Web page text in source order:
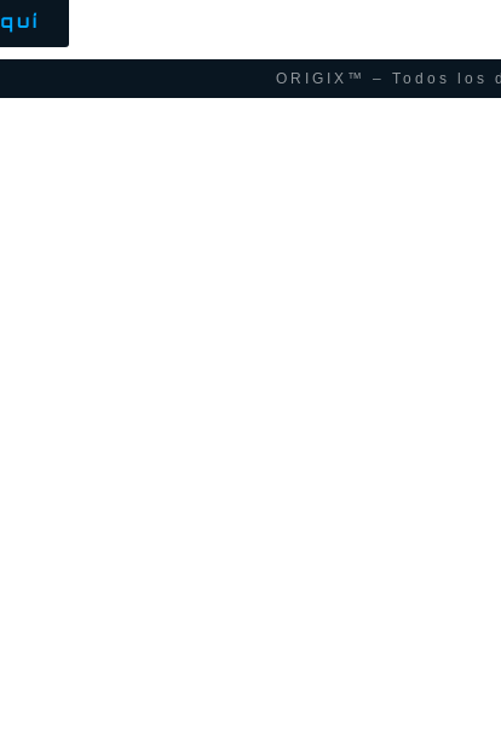
ORIGIX™ – Todos los